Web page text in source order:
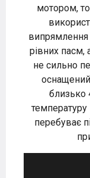
мотором,
випрямлення
рівних пасм,
не сильно
близько
температуру
перебуває